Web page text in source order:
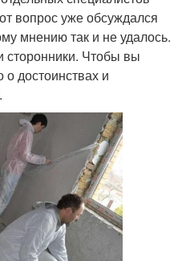
вопрос уже обсуждался
мнению так и не удалось.
сторонники. Чтобы вы
о достоинствах и